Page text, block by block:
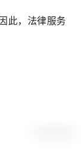
此，法律服务